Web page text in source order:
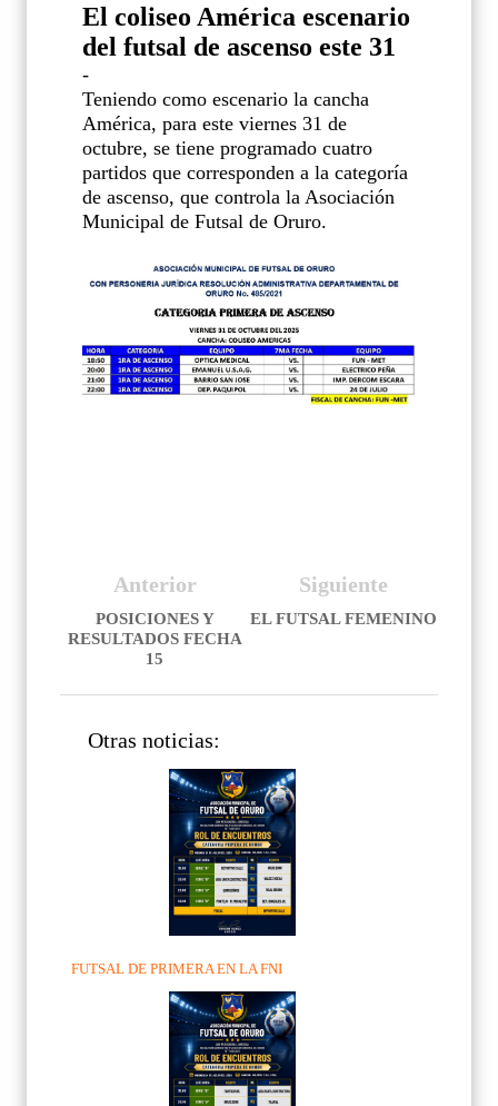
El coliseo América escenario
del futsal de ascenso este 31
-
Teniendo como escenario la cancha
América, para este viernes 31 de
octubre, se tiene programado cuatro
partidos que corresponden a la categoría
de ascenso, que controla la Asociación
Municipal de Futsal de Oruro.
Siguiente
EL FUTSAL FEMENINO
Anterior
POSICIONES Y
RESULTADOS FECHA
15
Otras noticias:
FUTSAL DE PRIMERA EN LA FNI